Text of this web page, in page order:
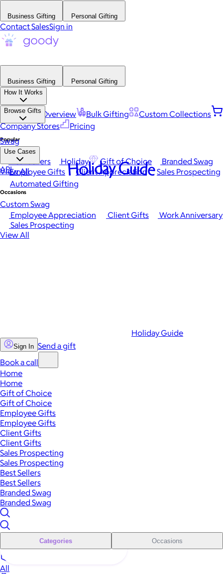
Business Gifting Personal Gifting
Contact SalesSign in
Business Gifting
Personal Gifting
How It Works
Platform Overview Bulk Gifting
Custom Collections
Company Stores
Pricing
Browse Gifts
Popular
Best Sellers Holiday Gift of Choice
Branded Swag
View All
Occasions
Employee Appreciation Client Gifts
Work Anniversary
Sales Prospecting
View All
Swag
Use Cases
Employee Gifts Client Appreciation
Sales Prospecting
Automated Gifting
Custom Swag
API Holiday Guide
Holiday Guide
Sign In Send a gift
Book a call
Home
Home
Gift of Choice
Gift of Choice
Employee Gifts
Employee Gifts
Client Gifts
Client Gifts
Sales Prospecting
Sales Prospecting
Best Sellers
Best Sellers
Branded Swag
Branded Swag
Categories Occasions
All